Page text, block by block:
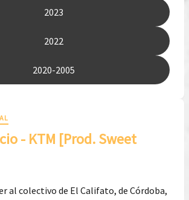
2023
2022
2020-2005
- KTM [Prod. Sweet
al colectivo de El Califato, de Córdoba,